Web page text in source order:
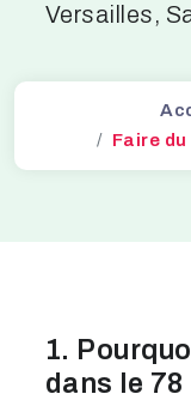
Versailles,
Faire
1.
dans le 78